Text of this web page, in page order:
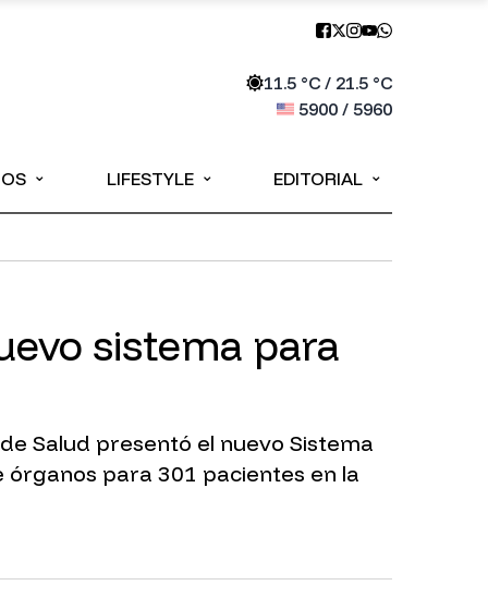
11.5°C / 21.5°C
5900/ 5960
⌄ LIFESTYLE ⌄ EDITORIAL ⌄
sistema para
Salud presentó el nuevo Sistema
órganos para 301 pacientes en la